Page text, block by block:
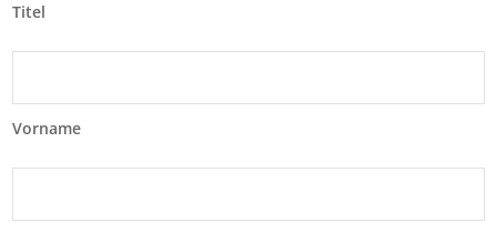
Titel
Vorname